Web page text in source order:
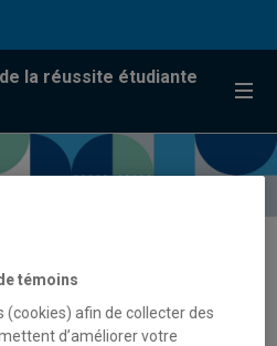
la réussite étudiante
témoins
(cookies) afin de collecter des
d’améliorer votre